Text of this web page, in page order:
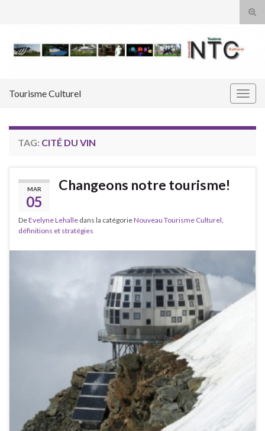
Tourisme Culturel
TAG: CITÉ DU VIN
MAR
05
Changeons notre tourisme!
DeEvelyne Lehalle dans la catégorieNouveau Tourisme Culturel,
définitions et stratégies